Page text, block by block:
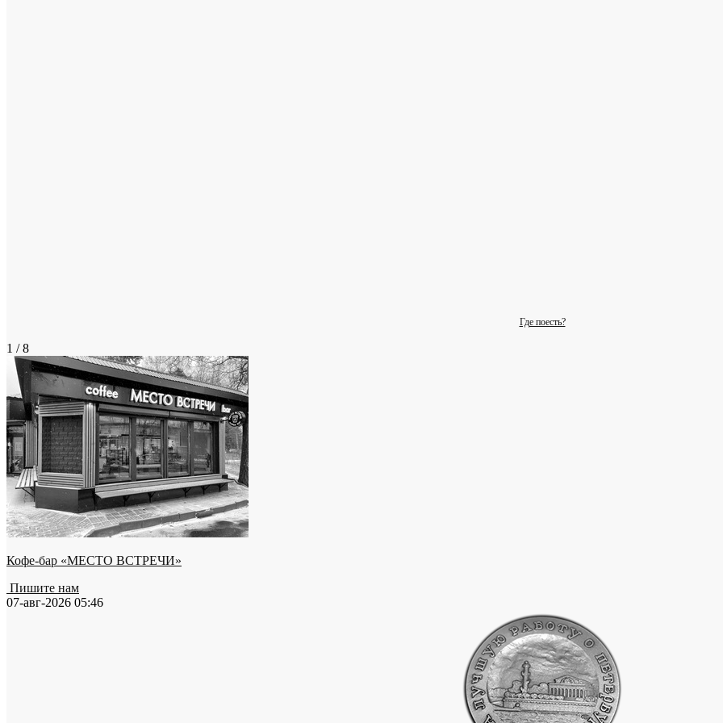
Где поесть?
1 / 8
Кофе-бар «МЕСТО ВСТРЕЧИ»
Пишите нам
07-авг-2026 05:46